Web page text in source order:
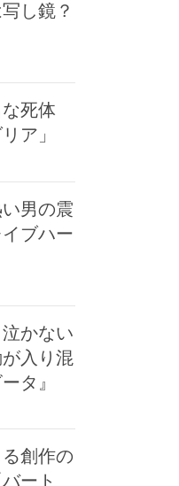
し鏡？
死体
ア」
男の震
ブハー
かない
入り混
タ』
創作の
ート